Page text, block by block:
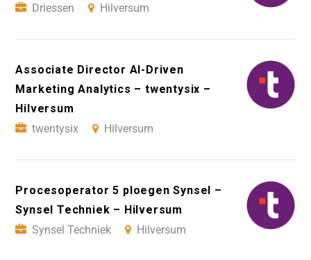
Driessen
Hilversum
Associate Director AI-Driven
Marketing Analytics – twentysix –
Hilversum
twentysix
Hilversum
Procesoperator 5 ploegen Synsel –
Synsel Techniek – Hilversum
Synsel Techniek
Hilversum